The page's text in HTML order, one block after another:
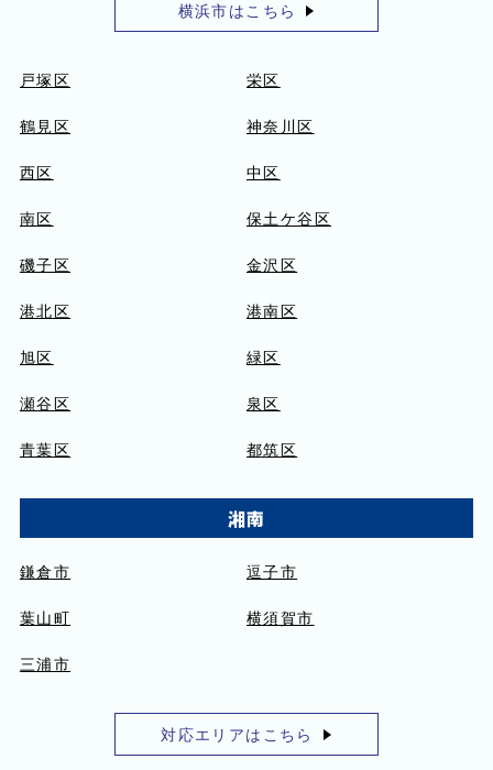
横浜市はこちら
戸塚区 栄区
鶴見区 神奈川区
西区 中区
南区 保土ケ谷区
磯子区 金沢区
港北区 港南区
旭区 緑区
瀬谷区 泉区
青葉区 都筑区
湘南
鎌倉市 逗子市
葉山町 横須賀市
三浦市
対応エリアはこちら